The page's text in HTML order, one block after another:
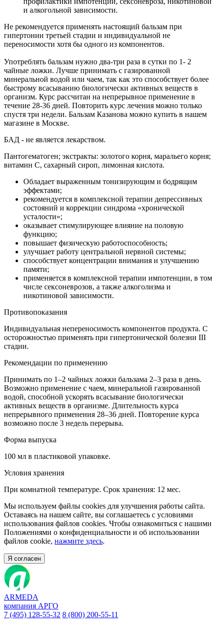
и алкогольной зависимости.
Не рекомендуется применять настоящий бальзам при
гипертонии третьей стадии и индивидуальной не
переносимости хотя бы одного из компонентов.
Употреблять бальзам нужно два-три раза в сутки по 1- 2
чайные ложки. Лучше принимать с газированной
минеральной водой или чаем, так как это способствует более
быстрому всасыванию биологически активных веществ в
организм. Курс рассчитан на непрерывное применение в
течение 28-36 дней. Повторить курс лечения можно только
спустя три недели. Бальзам Казанова можно купить в нашем
магазине в Москве.
БАД - не является лекарством.
Пантогематоген; экстракты: золотого корня, маральего корня;
витамин С, сахарный сироп, лимонная кислота.
Обладает выраженным тонизирующим и бодрящим
эффектами;
рекомендуется в комплексной терапии депрессивных
состояний и коррекции синдрома «хронической
усталости»;
оказывает стимулирующее влияние на половую
функцию;
повышает физическую работоспособность;
улучшает работу центральной нервной системы;
способствует концентрации внимания и улучшению
памяти;
применяется в комплексной терапии импотенции, в том
числе сексоневрозов, а также алкоголизма и
никотиновой зависимости.
Противопоказания
Индивидуальная непереносимость компонентов продукта. С
осторожностью применять при гипертонической болезни III
стадии.
Рекомендации по применению
Принимать по 1–2 чайных ложки бальзама 2–3 раза в день.
Возможно применение с чаем, минеральной газированной
водой, способной ускорять всасывание биологически
активных веществ в организме. Длительность курса
непрерывного применения 28–36 дней. Повторение курса
возможно после 3 недель перерыва.
Форма выпуска
100 мл в пластиковой упаковке.
Условия хранения
При комнатной температуре. Срок хранения: 12 мес.
Мы используем файлы cookies для улучшения работы сайта.
Оставаясь на нашем сайте, вы соглашаетесь с условиями
использования файлов cookies. Чтобы ознакомиться с нашими
Положениями о конфиденциальности и об использовании
файлов cookie, нажмите здесь.
Я согласен
ARMEDA
компания АРГО
7 (495) 128-55-32 8 (800) 200-55-11